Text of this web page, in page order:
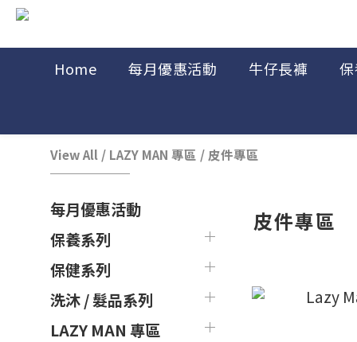
Home 每月優惠活動 牛仔長褲
View All / LAZY MAN 專區 / 皮件專區
每月優惠活動
保養系列
保健系列
洗沐 / 髮品系列
LAZY MAN 專區
皮件專區